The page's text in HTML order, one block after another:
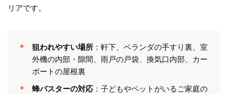
リアです。
狙われやすい場所：軒下、ベランダの手すり裏、室
外機の内部・隙間、雨戸の戸袋、換気口内部、カー
ポートの屋根裏
蜂バスターの対応：子どもやペットがいるご家庭の